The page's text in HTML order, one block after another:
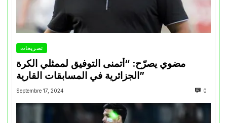
تصريحات
مضوي يصرّح: “أتمنى التوفيق لممثلي الكرة
الجزائرية في المسابقات القارية”
Septembre 17, 2024 0